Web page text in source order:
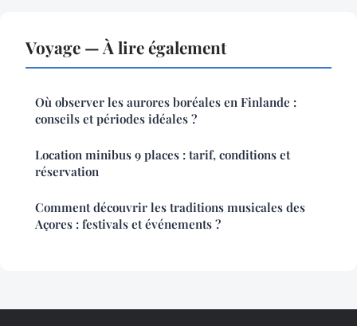
Voyage — À lire également
Où observer les aurores boréales en Finlande :
conseils et périodes idéales ?
Location minibus 9 places : tarif, conditions et
réservation
Comment découvrir les traditions musicales des
Açores : festivals et événements ?